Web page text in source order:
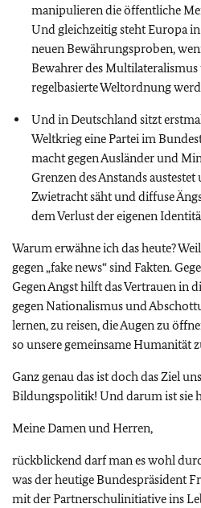
manipulieren die öffentliche
Und gleichzeitig steht Europa
neuen Bewährungsproben,
Bewahrer des
regelbasierte Weltordnung
Und in Deutschland sitzt
Weltkrieg eine Partei im
macht gegen Ausländer und
Grenzen des Anstands
Zwietracht säht und diffuse
dem Verlust der eigenen
Warum erwähne ich das heute?
gegen „fake news“ sind Fakten.
Gegen Angst hilft das Vertrauen in
gegen Nationalismus und
lernen, zu reisen, die Augen zu
so unsere gemeinsame Humanität
Ganz genau das ist doch das Ziel
Bildungspolitik! Und darum ist sie
Meine Damen und Herren,
rückblickend darf man es wohl
was der heutige Bundespräsident
mit der Partnerschulinitiative ins